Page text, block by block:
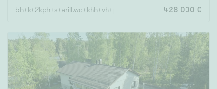
Tyydyttävä
Välttävä
Ominaisuudet
5h+k+2kph+s+erill.wc+khh+vh+p+2 terassia+varasto428 000 €